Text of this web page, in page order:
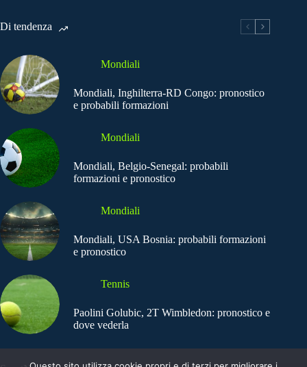
Di tendenza
Mondiali
Mondiali, Inghilterra-RD Congo: pronostico
e probabili formazioni
Mondiali
Mondiali, Belgio-Senegal: probabili
formazioni e pronostico
Mondiali
Mondiali, USA Bosnia: probabili formazioni
e pronostico
Tennis
Paolini Golubic, 2T Wimbledon: pronostico e
dove vederla